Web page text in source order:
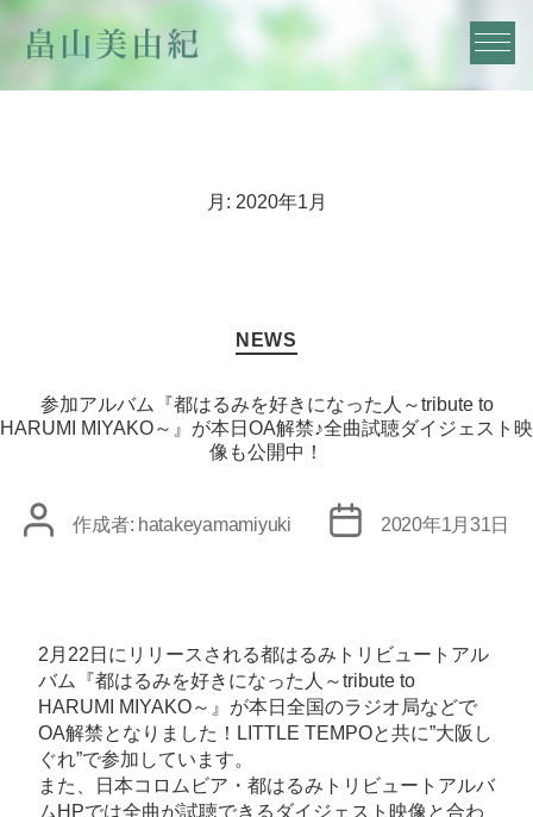
月: 2020年1月
カ
テ
リ
ー
NEWS
参加アルバム『都はるみを好きになった人～tribute to
HARUMI MIYAKO～』が本日OA解禁♪全曲試聴ダイジェスト映
像も公開中！
投
作成者: hatakeyamamiyuki
投
2020年1月31日
2月22日にリリースされる都はるみトリビュートアル
バム『都はるみを好きになった人～tribute to
HARUMI MIYAKO～』が本日全国のラジオ局などで
OA解禁となりました！LITTLE TEMPOと共に”大阪し
ぐれ”で参加しています。
また、日本コロムビア・都はるみトリビュートアルバ
ムHPでは全曲が試聴できるダイジェスト映像と合わ